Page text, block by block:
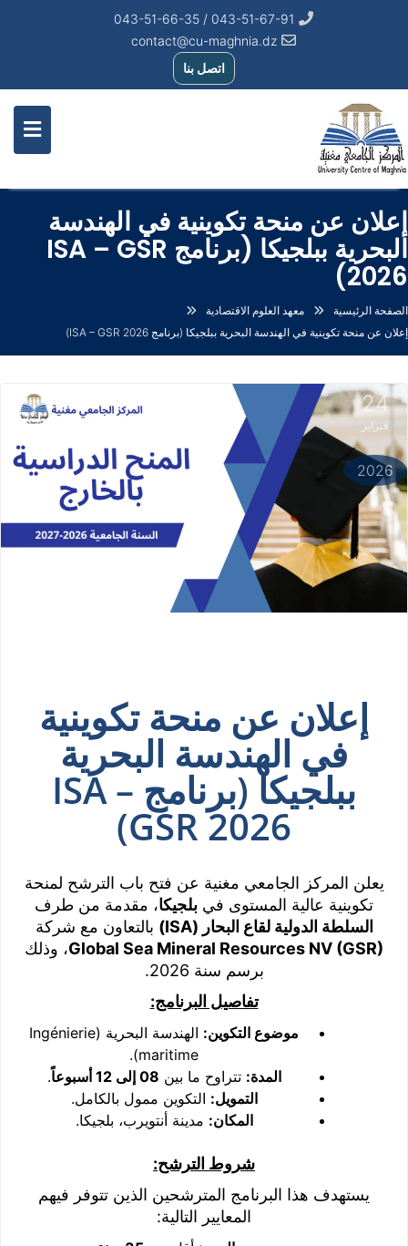
043-51-67-91 / 043-51-66-35
contact@cu-maghnia.dz
اتصل بنا
إعلان عن منحة تكوينية في الهندسة
البحرية ببلجيكا (برنامج ISA – GSR
2026)
الصفحة الرئيسية
معهد العلوم الاقتصادية
إعلان عن منحة تكوينية في الهندسة البحرية ببلجيكا (برنامج ISA – GSR 2026)
24
فبراير
2026
إعلان عن منحة تكوينية
في الهندسة البحرية
ببلجيكا (برنامج ISA –
GSR 2026)
يعلن المركز الجامعي مغنية عن فتح باب الترشح لمنحة
تكوينية عالية المستوى في بلجيكا، مقدمة من طرف
السلطة الدولية لقاع البحار (ISA)
بالتعاون مع شركة
Global Sea Mineral Resources NV (GSR)، وذلك
برسم سنة 2026.
تفاصيل البرنامج:
موضوع التكوين:
الهندسة البحرية (Ingénierie
maritime).
المدة: تتراوح ما بين 08 إلى 12 أسبوعاً
.
التمويل: التكوين ممول بالكامل.
المكان: مدينة أنتويرب، بلجيكا.
شروط الترشح:
يستهدف هذا البرنامج المترشحين الذين تتوفر فيهم
المعايير التالية: